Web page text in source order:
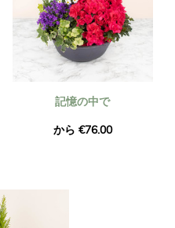
記憶の中で
から €76.00